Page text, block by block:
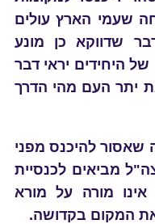
שעמי הארץ עולים
שדווקא כן מונע
היחידים יראי דבר
יתר העם מהי הדרך
שאסור להיכנס מפני
מביאים לכנסיית
מורה על מורא
המקום בקדושה.